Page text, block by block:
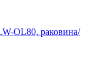
OL80, раковина/